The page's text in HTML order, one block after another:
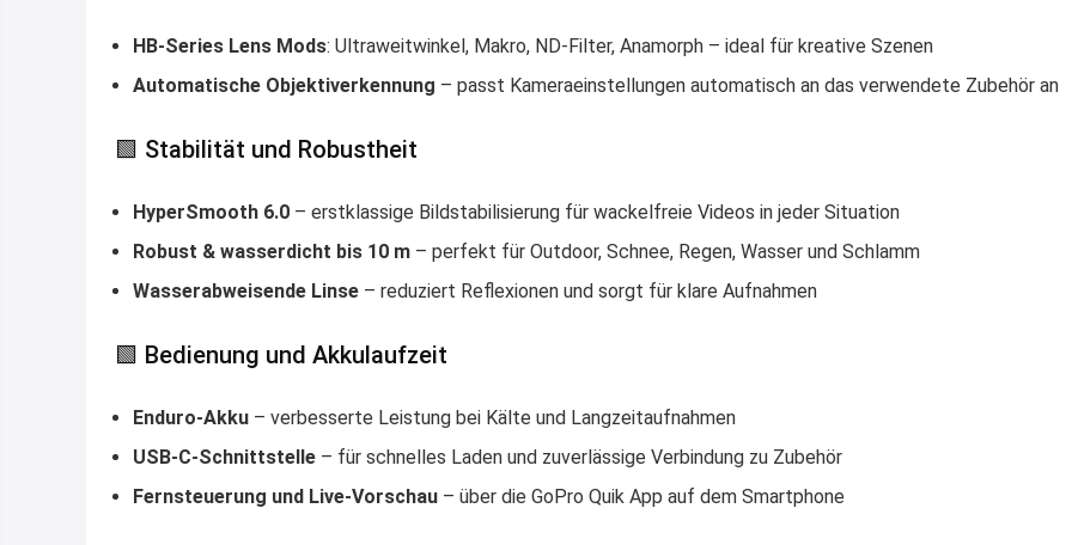
HB-Series Lens Mods: Ultraweitwinkel, Makro, ND-Filter, Anamorph – ideal für kreative Szenen
Automatische Objektiverkennung – passt Kameraeinstellungen automatisch an das verwendete Zubehör an
🟩 Stabilität und Robustheit
HyperSmooth 6.0 – erstklassige Bildstabilisierung für wackelfreie Videos in jeder Situation
Robust & wasserdicht bis 10 m – perfekt für Outdoor, Schnee, Regen, Wasser und Schlamm
Wasserabweisende Linse – reduziert Reflexionen und sorgt für klare Aufnahmen
🟩 Bedienung und Akkulaufzeit
Enduro-Akku – verbesserte Leistung bei Kälte und Langzeitaufnahmen
USB-C-Schnittstelle – für schnelles Laden und zuverlässige Verbindung zu Zubehör
Fernsteuerung und Live-Vorschau – über die GoPro Quik App auf dem Smartphone